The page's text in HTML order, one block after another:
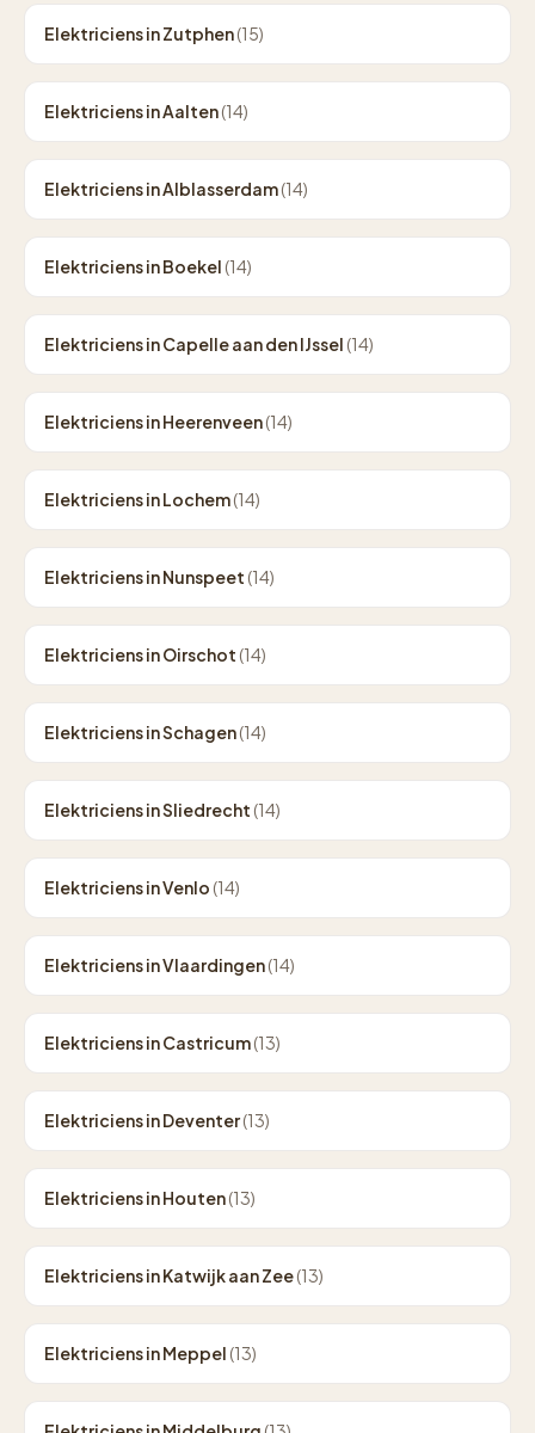
Elektriciens in Zutphen(15)
Elektriciens in Aalten(14)
Elektriciens in Alblasserdam(14)
Elektriciens in Boekel (14)
Elektriciens in Capelle aan den IJssel (14)
Elektriciens in Heerenveen(14)
Elektriciens in Lochem(14)
Elektriciens in Nunspeet (14)
Elektriciens in Oirschot (14)
Elektriciens in Schagen(14)
Elektriciens in Sliedrecht (14)
Elektriciens in Venlo (14)
Elektriciens in Vlaardingen(14)
Elektriciens in Castricum(13)
Elektriciens in Deventer(13)
Elektriciens in Houten(13)
Elektriciens in Katwijk aan Zee(13)
Elektriciens in Meppel (13)